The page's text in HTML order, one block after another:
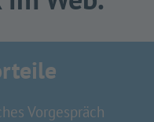
Vorgespräch